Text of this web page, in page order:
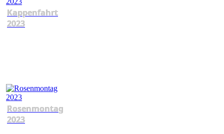
Kappenfahrt
2023
Rosenmontag
2023